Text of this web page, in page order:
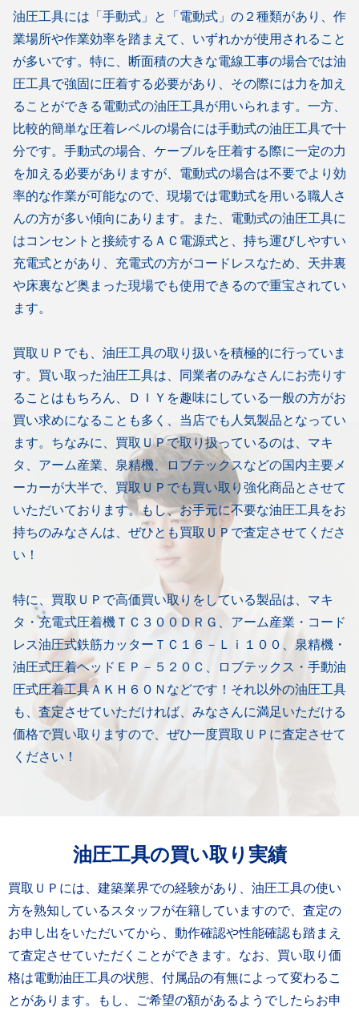
油圧工具には「手動式」と「電動式」の２種類があり、作
業場所や作業効率を踏まえて、いずれかが使用されること
が多いです。特に、断面積の大きな電線工事の場合では油
圧工具で強固に圧着する必要があり、その際には力を加え
ることができる電動式の油圧工具が用いられます。一方、
比較的簡単な圧着レベルの場合には手動式の油圧工具で十
分です。手動式の場合、ケーブルを圧着する際に一定の力
を加える必要がありますが、電動式の場合は不要でより効
率的な作業が可能なので、現場では電動式を用いる職人さ
んの方が多い傾向にあります。また、電動式の油圧工具に
はコンセントと接続するＡＣ電源式と、持ち運びしやすい
充電式とがあり、充電式の方がコードレスなため、天井裏
や床裏など奥まった現場でも使用できるので重宝されてい
ます。
買取ＵＰでも、油圧工具の取り扱いを積極的に行っていま
す。買い取った油圧工具は、同業者のみなさんにお売りす
ることはもちろん、ＤＩＹを趣味にしている一般の方がお
買い求めになることも多く、当店でも人気製品となってい
ます。ちなみに、買取ＵＰで取り扱っているのは、マキ
タ、アーム産業、泉精機、ロブテックスなどの国内主要メ
ーカーが大半で、買取ＵＰでも買い取り強化商品とさせて
いただいております。もし、お手元に不要な油圧工具をお
持ちのみなさんは、ぜひとも買取ＵＰで査定させてくださ
い！
特に、買取ＵＰで高価買い取りをしている製品は、マキ
タ・充電式圧着機ＴＣ３００ＤＲＧ、アーム産業・コード
レス油圧式鉄筋カッターＴＣ１６－Ｌｉ１００、泉精機・
油圧式圧着ヘッドＥＰ－５２０Ｃ、ロブテックス・手動油
圧式圧着工具ＡＫＨ６０Ｎなどです！それ以外の油圧工具
も、査定させていただければ、みなさんに満足いただける
価格で買い取りますので、ぜひ一度買取ＵＰに査定させて
ください！
油圧工具の買い取り実績
買取ＵＰには、建築業界での経験があり、油圧工具の使い
方を熟知しているスタッフが在籍していますので、査定の
お申し出をいただいてから、動作確認や性能確認も踏まえ
て査定させていただくことができます。なお、買い取り価
格は電動油圧工具の状態、付属品の有無によって変わるこ
とがあります。もし、ご希望の額があるようでしたらお申